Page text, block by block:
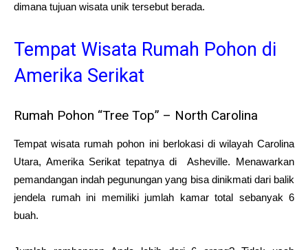
dimana tujuan wisata unik tersebut berada.
Tempat Wisata Rumah Pohon di
Amerika Serikat
Rumah Pohon “Tree Top” – North Carolina
Tempat wisata rumah pohon ini berlokasi di wilayah Carolina
Utara, Amerika Serikat tepatnya di Asheville. Menawarkan
pemandangan indah pegunungan yang bisa dinikmati dari balik
jendela rumah ini memiliki jumlah kamar total sebanyak 6
buah.